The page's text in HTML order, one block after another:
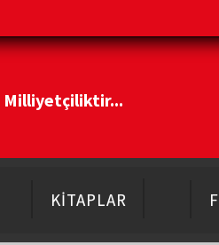
Milliyetçiliktir...
KİTAPLAR